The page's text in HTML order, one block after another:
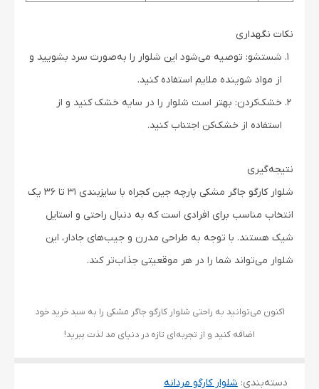
نکات نگهداری
شستشو: توصیه می‌شود این شلوار را به‌صورت سرد بشویید و
از مواد شوینده ملایم استفاده کنید.
خشک‌کردن: بهتر است شلوار را در سایه خشک کنید و از
استفاده از خشک‌کن اجتناب کنید.
نتیجه‌گیری
شلوار کارگو جاگر مشکی پارچه جین کجراه با سایزبندی ۳۱ تا ۳۶ یک
انتخاب مناسب برای افرادی است که به دنبال راحتی و استایل
شیک هستند. با توجه به طراحی مدرن و جیب‌های جادار، این
شلوار می‌تواند شما را در هر موقعیتی جذاب‌تر کند.
اکنون می‌توانید به راحتی شلوار کارگو جاگر مشکی را به سبد خرید خود
اضافه کنید و از تجربه‌ای تازه در دنیای مد لذت ببرید!
دسته‌بندی: شلوار کارگو مردانه